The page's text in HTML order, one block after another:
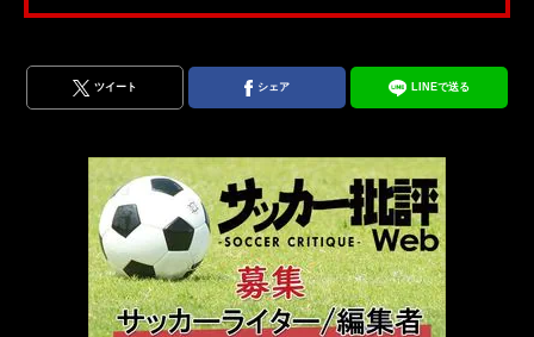
ツイート シェア LINEで送る